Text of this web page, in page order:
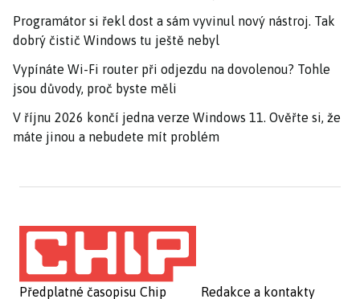
Programátor si řekl dost a sám vyvinul nový nástroj. Tak
dobrý čistič Windows tu ještě nebyl
Vypínáte Wi-Fi router při odjezdu na dovolenou? Tohle
jsou důvody, proč byste měli
V říjnu 2026 končí jedna verze Windows 11. Ověřte si, že
máte jinou a nebudete mít problém
Předplatné časopisu Chip
Redakce a kontakty